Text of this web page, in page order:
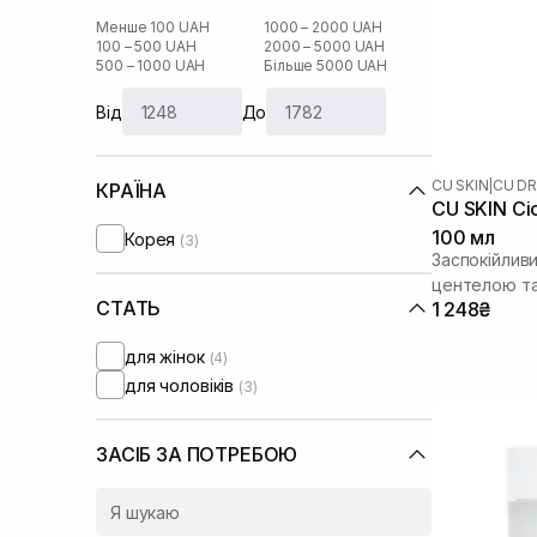
Менше 100 UAH
100 – 500 UAH
500 – 1000 UAH
1000 – 2000 UAH
2000 – 5000 UAH
Більше 5000 UAH
Від До
КРАЇНА
Корея (3)
СТАТЬ
для жінок (4)
для чоловіків (3)
ЗАСІБ ЗА ПОТРЕБОЮ
CU SKIN CU
CU SKIN
100 мл
центелою
1 248₴